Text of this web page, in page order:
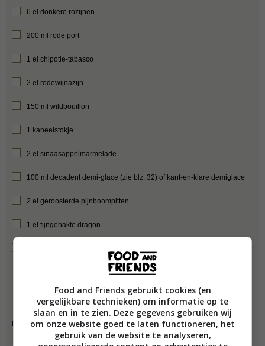
6 el donkere rozijnen
200 ml rode port
1 el chipotle-tabasco
2 el rodewijnazijn
150 ml wildbouillon
1 kaneelstokje
2 el sinaasappelmarmelade
100 ml decadent demi-glace (zie blz. 32) of kant-en-klare demiglace
2 el geroosterde pijnboompitten
1 el fijngehakte dragon
Benodigdheden:
Food and Friends gebruikt cookies (en
vergelijkbare technieken) om informatie op te
slaan en in te zien. Deze gegevens gebruiken wij
om onze website goed te laten functioneren, het
gebruik van de website te analyseren,